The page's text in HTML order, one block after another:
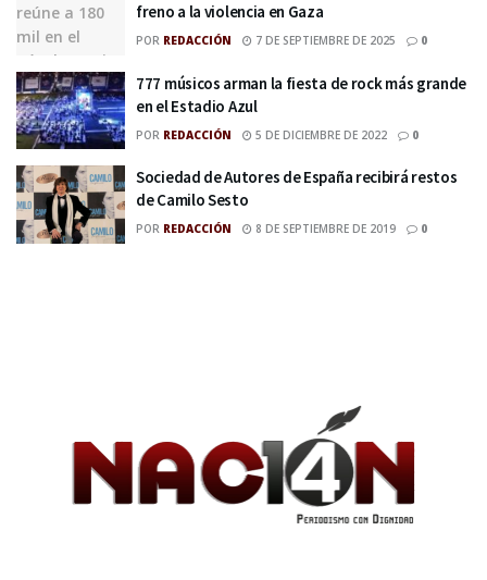
freno a la violencia en Gaza
POR REDACCIÓN 7 DE SEPTIEMBRE DE 2025 0
777 músicos arman la fiesta de rock más grande
en el Estadio Azul
POR REDACCIÓN 5 DE DICIEMBRE DE 2022 0
Sociedad de Autores de España recibirá restos
de Camilo Sesto
POR REDACCIÓN 8 DE SEPTIEMBRE DE 2019 0